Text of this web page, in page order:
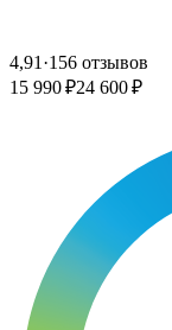
4,91·156 отзывов
15 990 ₽24 600 ₽